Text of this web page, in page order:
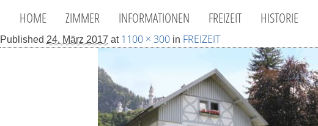
HOME ZIMMER INFORMATIONEN FREIZEIT HISTORIE
Published 24. März 2017 at 1100 × 300 in FREIZEIT